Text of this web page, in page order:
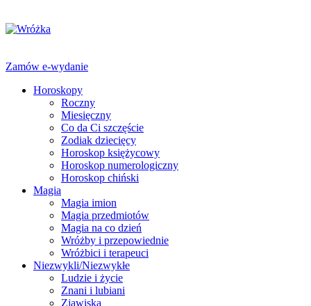
Zamów e-wydanie
Horoskopy
Roczny
Miesięczny
Co da Ci szczęście
Zodiak dziecięcy
Horoskop księżycowy
Horoskop numerologiczny
Horoskop chiński
Magia
Magia imion
Magia przedmiotów
Magia na co dzień
Wróżby i przepowiednie
Wróżbici i terapeuci
Niezwykli/Niezwykłe
Ludzie i życie
Znani i lubiani
Zjawiska